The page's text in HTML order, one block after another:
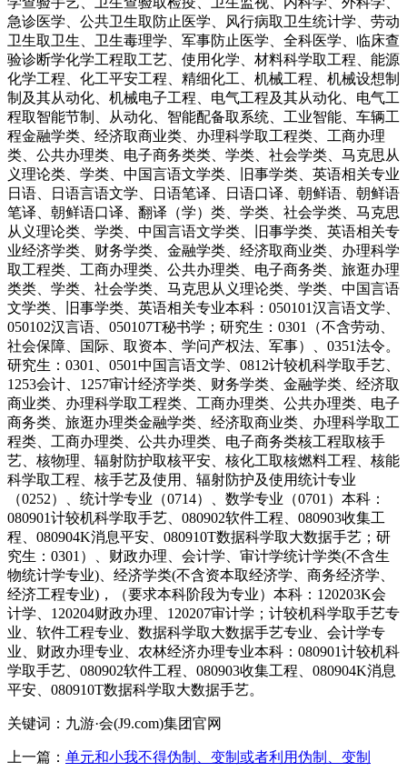
急诊医学、公共卫生取防止医学、风行病取卫生统计学、劳动
卫生取卫生、卫生毒理学、军事防止医学、全科医学、临床查
验诊断学化学工程取工艺、使用化学、材料科学取工程、能源
化学工程、化工平安工程、精细化工、机械工程、机械设想制
制及其从动化、机械电子工程、电气工程及其从动化、电气工
程取智能节制、从动化、智能配备取系统、工业智能、车辆工
程金融学类、经济取商业类、办理科学取工程类、工商办理
类、公共办理类、电子商务类类、学类、社会学类、马克思从
义理论类、学类、中国言语文学类、旧事学类、英语相关专业
日语、日语言语文学、日语笔译、日语口译、朝鲜语、朝鲜语
笔译、朝鲜语口译、翻译（学）类、学类、社会学类、马克思
从义理论类、学类、中国言语文学类、旧事学类、英语相关专
业经济学类、财务学类、金融学类、经济取商业类、办理科学
取工程类、工商办理类、公共办理类、电子商务类、旅逛办理
类类、学类、社会学类、马克思从义理论类、学类、中国言语
文学类、旧事学类、英语相关专业本科：050101汉言语文学、
050102汉言语、050107T秘书学；研究生：0301（不含劳动、
社会保障、国际、取资本、学问产权法、军事）、0351法令。
研究生：0301、0501中国言语文学、0812计较机科学取手艺、
1253会计、1257审计经济学类、财务学类、金融学类、经济取
商业类、办理科学取工程类、工商办理类、公共办理类、电子
商务类、旅逛办理类金融学类、经济取商业类、办理科学取工
程类、工商办理类、公共办理类、电子商务类核工程取核手
艺、核物理、辐射防护取核平安、核化工取核燃料工程、核能
科学取工程、核手艺及使用、辐射防护及使用统计专业
（0252）、统计学专业（0714）、数学专业（0701）本科：
080901计较机科学取手艺、080902软件工程、080903收集工
程、080904K消息平安、080910T数据科学取大数据手艺；研
究生：0301）、财政办理、会计学、审计学统计学类(不含生
物统计学专业)、经济学类(不含资本取经济学、商务经济学、
经济工程专业)，（要求本科阶段为专业）本科：120203K会
计学、120204财政办理、120207审计学；计较机科学取手艺专
业、软件工程专业、数据科学取大数据手艺专业、会计学专
业、财政办理专业、农林经济办理专业本科：080901计较机科
学取手艺、080902软件工程、080903收集工程、080904K消息
平安、080910T数据科学取大数据手艺。
关键词：九游·会(J9.com)集团官网
上一篇： 单元和小我不得伪制、变制或者利用伪制、变制